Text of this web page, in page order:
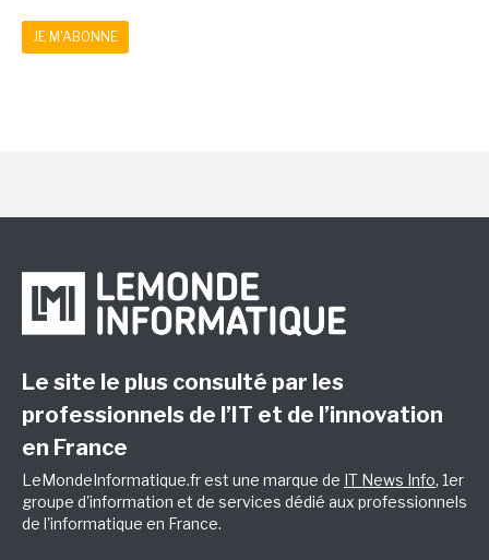
JE M'ABONNE
Le site le plus consulté par les
professionnels de l’IT et de l’innovation
en France
LeMondeInformatique.fr est une marque de IT News Info, 1er
groupe d'information et de services dédié aux professionnels
de l'informatique en France.